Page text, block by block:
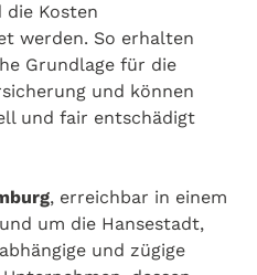
Kosten
werden. So erhalten
Grundlage für die
und können
und fair entschädigt
, erreichbar in einem
um die Hansestadt,
und zügige